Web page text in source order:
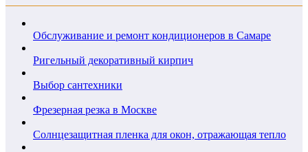
Обслуживание и ремонт кондиционеров в Самаре
Ригельный декоративный кирпич
Выбор сантехники
Фрезерная резка в Москве
Солнцезащитная пленка для окон, отражающая тепло